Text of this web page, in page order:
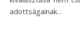
adottságainak…